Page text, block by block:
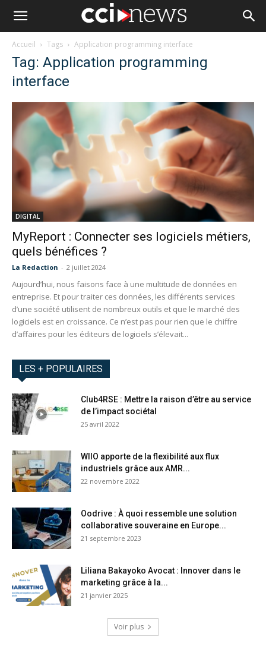
Accueil Tags Application programming interface
Tag: Application programming
interface
DIGITAL
MyReport : Connecter ses logiciels métiers,
quels bénéfices ?
La Redaction - 2 juillet 2024
Aujourd’hui, nous faisons face à une multitude de données en
entreprise. Et pour traiter ces données, les différents services
d’une société utilisent de nombreux outils et que le marché des
logiciels est en croissance. Ce n’est pas pour rien que le chiffre
d’affaires pour les éditeurs de logiciels s’élevait...
LES + POPULAIRES
Club4RSE : Mettre la raison d’être au service
de l’impact sociétal
25 avril 2022
WIIO apporte de la flexibilité aux flux
industriels grâce aux AMR...
22 novembre 2022
Oodrive : À quoi ressemble une solution
collaborative souveraine en Europe...
21 septembre 2023
Liliana Bakayoko Avocat : Innover dans le
marketing grâce à la...
21 janvier 2025
Voir plus